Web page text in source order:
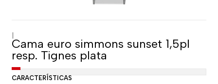
|
Cama euro simmons sunset 1,5pl
resp. Tignes plata
CARACTERÍSTICAS